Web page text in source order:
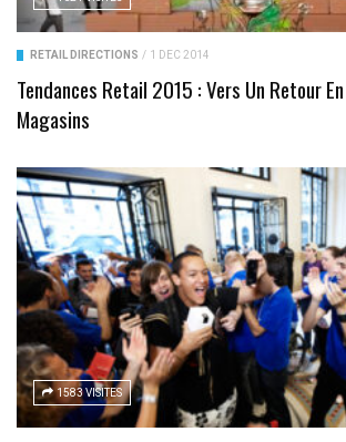
RETAIL DIRECTIONS / 1 DÉC 2014
Tendances Retail 2015 : Vers Un Retour
Magasins
1583 VISITES